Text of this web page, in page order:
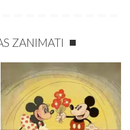
ZANIMATI